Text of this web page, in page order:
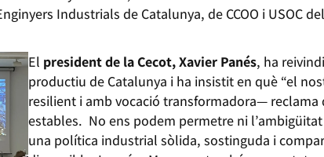
Industrials de Catalunya, de CCOO i USOC
El president de la Cecot, Xavier Panés, ha
productiu de Catalunya i ha insistit en què “el
resilient i amb vocació transformadora— reclama
estables. No ens podem permetre ni
una política industrial sòlida, sostinguda i